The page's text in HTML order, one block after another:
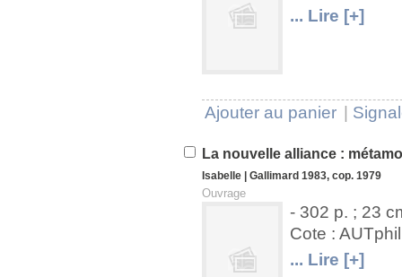
U
V
... Lire [+]
Ajouter au panier |
La nouvelle alliance :
Isabelle | Gallimard 1983, cop. 1979
Ouvrage
U
V
- 302 p. ; 23
Cote :
... Lire [+]